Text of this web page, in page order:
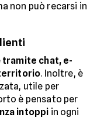
non può recarsi in
tramite chat, e-
. Inoltre, è
utile per
è pensato per
intoppi in ogni